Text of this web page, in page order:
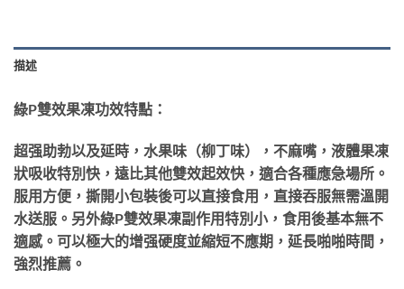
描述
綠P雙效果凍功效特點：
超强助勃以及延時，水果味（柳丁味），不麻嘴，液體果凍
狀吸收特別快，遠比其他雙效起效快，適合各種應急場所。
服用方便，撕開小包裝後可以直接食用，直接吞服無需溫開
水送服。另外綠P雙效果凍副作用特別小，食用後基本無不
適感。可以極大的增强硬度並縮短不應期，延長啪啪時間，
強烈推薦。